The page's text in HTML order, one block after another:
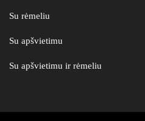
Su rėmeliu
Su apšvietimu
Su apšvietimu ir rėmeliu